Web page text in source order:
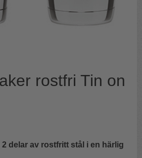
rostfri Tin on
delar av rostfritt stål i en härlig